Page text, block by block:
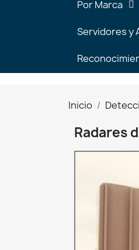
Por Marca
Servidores y
Inicio
Radares